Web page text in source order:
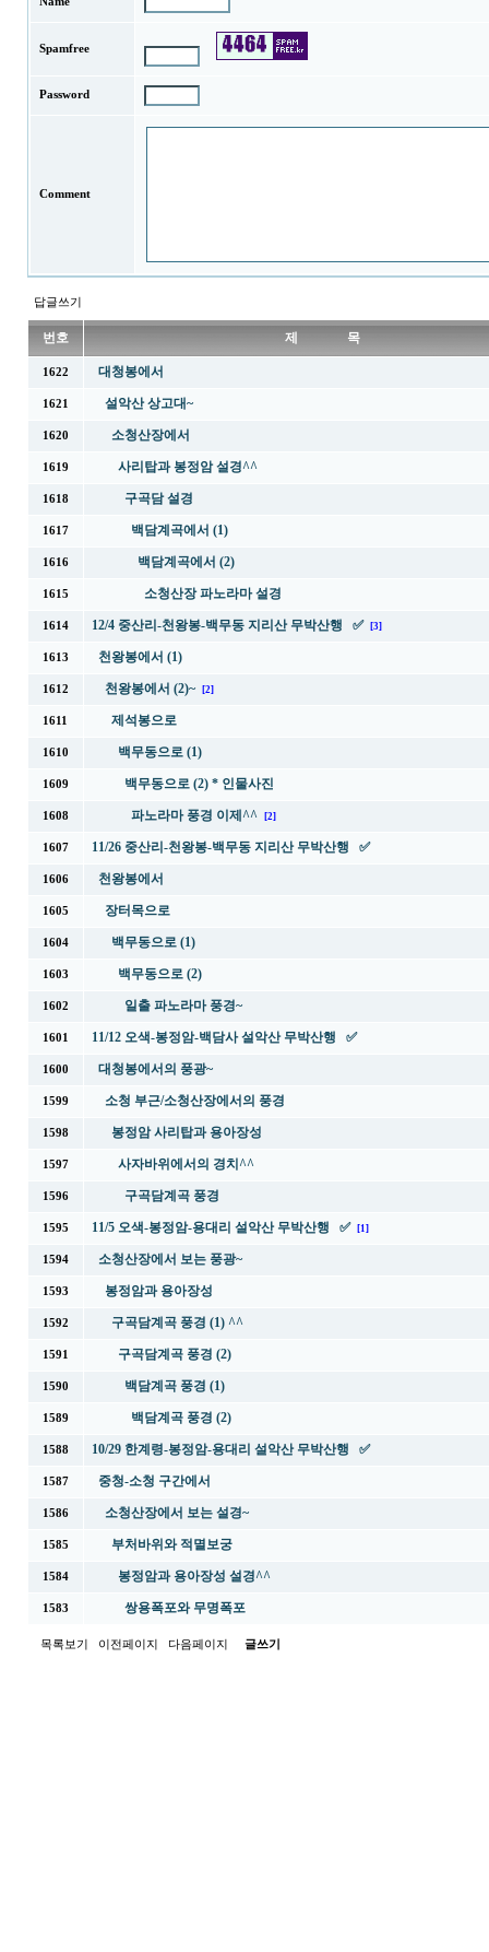
Spamfree
Password
Comment
답글쓰기
번호 제 목
1622 대청봉에서
1621 설악산 상고대~
1620 소청산장에서
1619 사리탑과 봉정암 설경^^
1618 구곡담 설경
1617 백담계곡에서 (1)
1616 백담계곡에서 (2)
1615 소청산장 파노라마 설경
1614 12/4 중산리-천왕봉-백무동 지리산 무박산행 ✅ [3]
1613 천왕봉에서 (1)
1612 천왕봉에서 (2)~ [2]
1611 제석봉으로
1610 백무동으로 (1)
1609 백무동으로 (2) * 인물사진
1608 파노라마 풍경 이제^^ [2]
1607 11/26 중산리-천왕봉-백무동 지리산 무박산행 ✅
1606 천왕봉에서
1605 장터목으로
1604 백무동으로 (1)
1603 백무동으로 (2)
1602 일출 파노라마 풍경~
1601 11/12 오색-봉정암-백담사 설악산 무박산행 ✅
1600 대청봉에서의 풍광~
1599 소청 부근/소청산장에서의 풍경
1598 봉정암 사리탑과 용아장성
1597 사자바위에서의 경치^^
1596 구곡담계곡 풍경
1595 11/5 오색-봉정암-용대리 설악산 무박산행 ✅ [1]
1594 소청산장에서 보는 풍광~
1593 봉정암과 용아장성
1592 구곡담계곡 풍경 (1) ^^
1591 구곡담계곡 풍경 (2)
1590 백담계곡 풍경 (1)
1589 백담계곡 풍경 (2)
1588 10/29 한계령-봉정암-용대리 설악산 무박산행 ✅
1587 중청-소청 구간에서
1586 소청산장에서 보는 설경~
1585 부처바위와 적멸보궁
1584 봉정암과 용아장성 설경^^
1583 쌍용폭포와 무명폭포
목록보기 이전페이지 다음페이지 글쓰기